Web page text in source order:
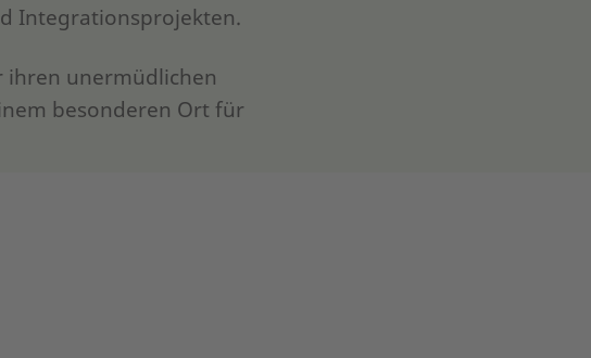
Integrationsprojekten.
ihren unermüdlichen
besonderen Ort für